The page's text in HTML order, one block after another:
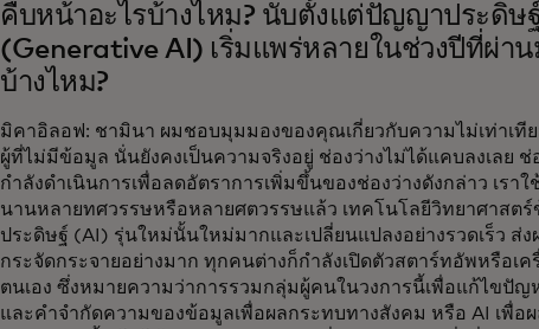
คืบหน้าอะไรบ้างไหม? นับตั้งแต่ปัญญาประดิษฐ์
(Generative AI) เริ่มแพร่หลายในช่วงปีที่ผ่า
บ้างไหม?
มิคาอิลอฟ: ชามินา ผมชอบมุมมองของคุณเกี่ยวกับความไม่เท่าเ
ผู้ที่ไม่มีข้อมูล นั่นยังคงเป็นความจริงอยู่ ช่องว่างไม่ได้แคบลงเลย ช่
กำลังดำเนินการเพื่อลดอัตราการเพิ่มขึ้นของช่องว่างดังกล่าว เร
นานหลายทศวรรษหรือหลายศตวรรษแล้ว เทคโนโลยีวิทยาศาสต
ประดิษฐ์ (AI) รุ่นใหม่นั้นใหม่มากและเปลี่ยนแปลงอย่างรวดเร็ว ส่
กระจัดกระจายอย่างมาก ทุกคนต่างก็กำลังเปิดตัวสตาร์ทอัพหรือเ
ตนเอง ซึ่งหมายความว่าการรวมกลุ่มผู้คนในวงการนี้เพื่อแก้ไขปัญ
และคำจำกัดความของข้อมูลเพื่อผลกระทบทางสังคม หรือ AI เพื่อ